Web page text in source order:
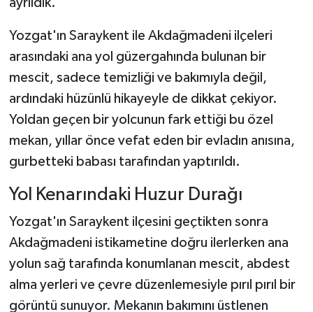
Yozgat'ın Saraykent ile Akdağmadeni ilçeleri
arasındaki ana yol güzergahında bulunan bir
mescit, sadece temizliği ve bakımıyla değil,
ardındaki hüzünlü hikayeyle de dikkat çekiyor.
Yoldan geçen bir yolcunun fark ettiği bu özel
mekan, yıllar önce vefat eden bir evladın anısına,
gurbetteki babası tarafından yaptırıldı.
Yol Kenarındaki Huzur Durağı
Yozgat'ın Saraykent ilçesini geçtikten sonra
Akdağmadeni istikametine doğru ilerlerken ana
yolun sağ tarafında konumlanan mescit, abdest
alma yerleri ve çevre düzenlemesiyle pırıl pırıl bir
görüntü sunuyor. Mekanın bakımını üstlenen